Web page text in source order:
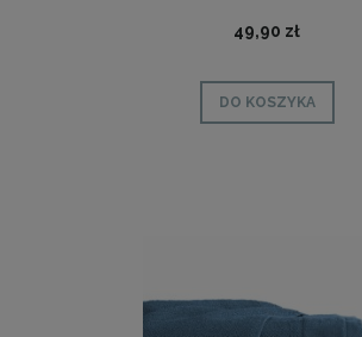
49,90 zł
DO KOSZYKA